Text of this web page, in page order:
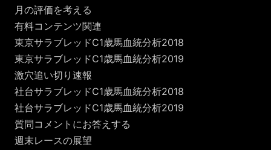
月の評価を考える
有料コンテンツ関連
東京サラブレッドC1歳馬血統分析2018
東京サラブレッドC1歳馬血統分析2019
激穴追い切り速報
社台サラブレッドC1歳馬血統分析2018
社台サラブレッドC1歳馬血統分析2019
質問コメントにお答えする
週末レースの展望